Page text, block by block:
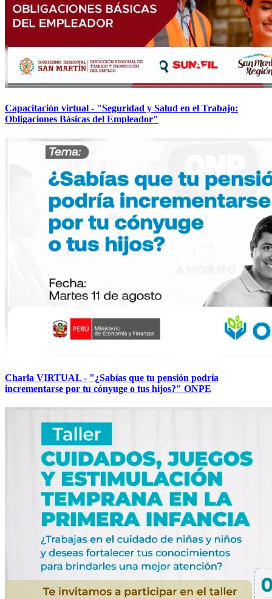
Capacitación virtual - "Seguridad y Salud en el Trabajo:
Obligaciones Básicas del Empleador"
Charla VIRTUAL - "¿Sabías que tu pensión podría
incrementarse por tu cónyuge o tus hijos?" ONPE